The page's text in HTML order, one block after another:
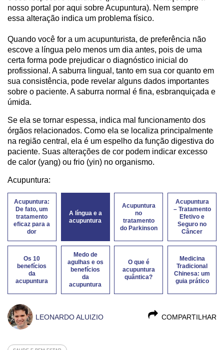
nosso portal por aqui sobre Acupuntura). Nem sempre
essa alteração indica um problema físico.
Quando você for a um acupunturista, de preferência não
escove a língua pelo menos um dia antes, pois de uma
certa forma pode prejudicar o diagnóstico inicial do
profissional. A saburra lingual, tanto em sua cor quanto em
sua consistência, pode revelar alguns dados importantes
sobre o paciente. A saburra normal é fina, esbranquiçada e
úmida.
Se ela se tornar espessa, indica mal funcionamento dos
órgãos relacionados. Como ela se localiza principalmente
na região central, ela é um espelho da função digestiva do
paciente. Suas alterações de cor podem indicar excesso
de calor (yang) ou frio (yin) no organismo.
Acupuntura:
Acupuntura:
De fato, um
tratamento
eficaz para a
dor
A língua e a
acupuntura
Acupuntura
no
tratamento
do Parkinson
Acupuntura
– Tratamento
Efetivo e
Seguro no
Câncer
Os 10
benefícios
da
acupuntura
Medo de
agulhas e os
benefícios
da
acupuntura
O que é
acupuntura
quântica?
Medicina
Tradicional
Chinesa: um
guia prático
COMPARTILHAR
LEONARDO ALUIZIO